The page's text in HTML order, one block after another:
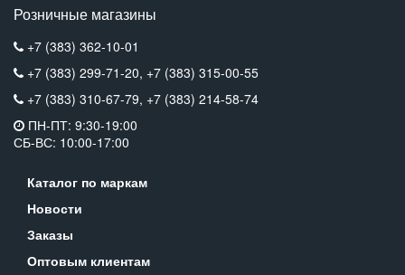
Розничные магазины
+7 (383) 362-10-01
+7 (383) 299-71-20, +7 (383) 315-00-55
+7 (383) 310-67-79, +7 (383) 214-58-74
ПН-ПТ: 9:30-19:00
СБ-ВС: 10:00-17:00
Каталог по маркам
Новости
Заказы
Оптовым клиентам